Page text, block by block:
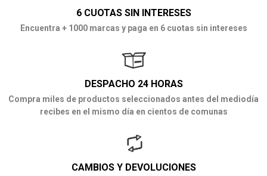
6 CUOTAS SIN INTERESES
Encuentra + 1000 marcas y paga en 6 cuotas sin intereses
DESPACHO 24 HORAS
Compra miles de productos seleccionados antes del mediodía
recibes en el mismo día en cientos de comunas
CAMBIOS Y DEVOLUCIONES